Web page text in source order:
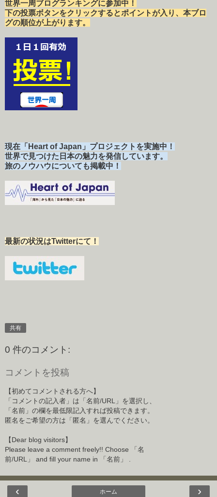
世界一周ブログランキングに参加中！
下の投票ボタンをクリックするとポイントが入り、本ブロ
グの順位が上がります。
現在「Heart of Japan」プロジェクトを実施中！
世界で見つけた日本の魅力を発信しています。
旅のノウハウについても掲載中！
最新の状況はTwitterにて！
共有
0 件のコメント:
コメントを投稿
【初めてコメントされる方へ】
「コメントの記入者」は「名前/URL」を選択し、
「名前」の欄を最低限記入すれば投稿できます。
匿名をご希望の方は「匿名」を選んでください。
【Dear blog visitors】
Please leave a comment freely!! Choose 「名
前/URL」 and fill your name in 「名前」 .
‹ ›
ホーム